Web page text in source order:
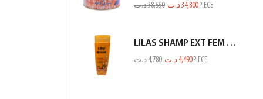
38,550د.ت 34,800د.ت PIECE
LILAS SHAMP EXT FEM END ET CASS ORANGE 350ML
4,780د.ت 4,490 د.ت PIECE